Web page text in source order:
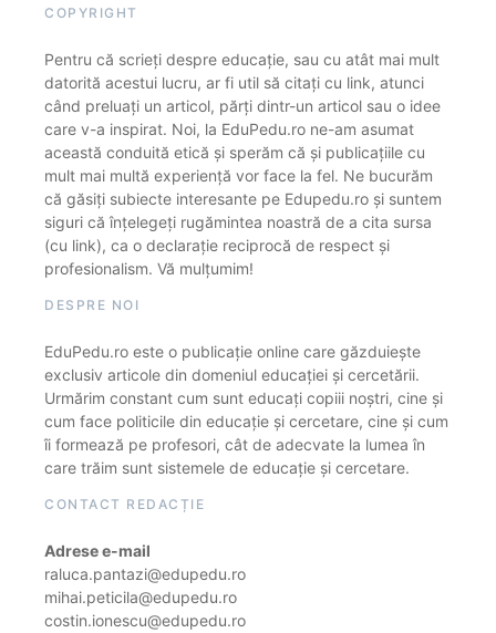
COPYRIGHT
Pentru că scrieți despre educație, sau cu atât mai mult
datorită acestui lucru, ar fi util să citați cu link, atunci
când preluați un articol, părți dintr-un articol sau o idee
care v-a inspirat. Noi, la EduPedu.ro ne-am asumat
această conduită etică și sperăm că și publicațiile cu
mult mai multă experiență vor face la fel. Ne bucurăm
că găsiți subiecte interesante pe Edupedu.ro și suntem
siguri că înțelegeți rugămintea noastră de a cita sursa
(cu link), ca o declarație reciprocă de respect și
profesionalism. Vă mulțumim!
DESPRE NOI
EduPedu.ro este o publicație online care găzduiește
exclusiv articole din domeniul educației și cercetării.
Urmărim constant cum sunt educați copiii noștri, cine și
cum face politicile din educație și cercetare, cine și cum
îi formează pe profesori, cât de adecvate la lumea în
care trăim sunt sistemele de educație și cercetare.
CONTACT REDACȚIE
Adrese e-mail
raluca.pantazi@edupedu.ro
mihai.peticila@edupedu.ro
costin.ionescu@edupedu.ro